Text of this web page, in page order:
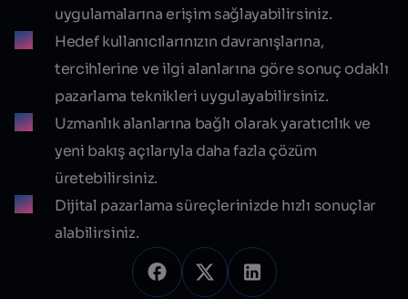
uygulamalarına erişim sağlayabilirsiniz.
Hedef kullanıcılarınızın davranışlarına,
tercihlerine ve ilgi alanlarına göre sonuç odaklı
pazarlama teknikleri uygulayabilirsiniz.
Uzmanlık alanlarına bağlı olarak yaratıcılık ve
yeni bakış açılarıyla daha fazla çözüm
üretebilirsiniz.
Dijital pazarlama süreçlerinizde hızlı sonuçlar
alabilirsiniz.